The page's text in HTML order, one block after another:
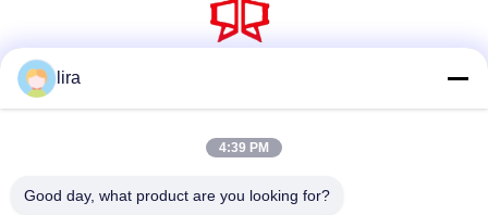
দ্রুত যোগাযোগ
lira
4:39 PM
Good day, what product are you looking for?